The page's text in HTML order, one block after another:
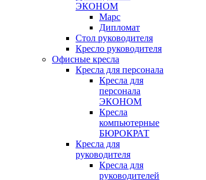
ЭКОНОМ
Марс
Дипломат
Стол руководителя
Кресло руководителя
Офисные кресла
Кресла для персонала
Кресла для
персонала
ЭКОНОМ
Кресла
компьютерные
БЮРОКРАТ
Кресла для
руководителя
Кресла для
руководителей